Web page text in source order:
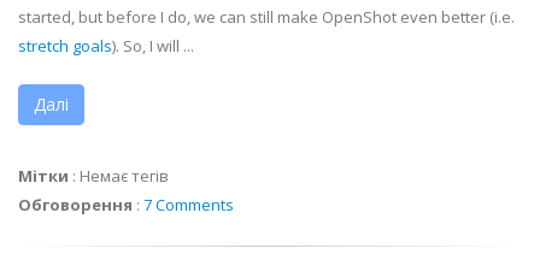
started, but before I do, we can still make OpenShot even better (i.e.
stretch goals). So, I will ...
Далі
Мітки : Немає тегів
Обговорення : 7 Comments